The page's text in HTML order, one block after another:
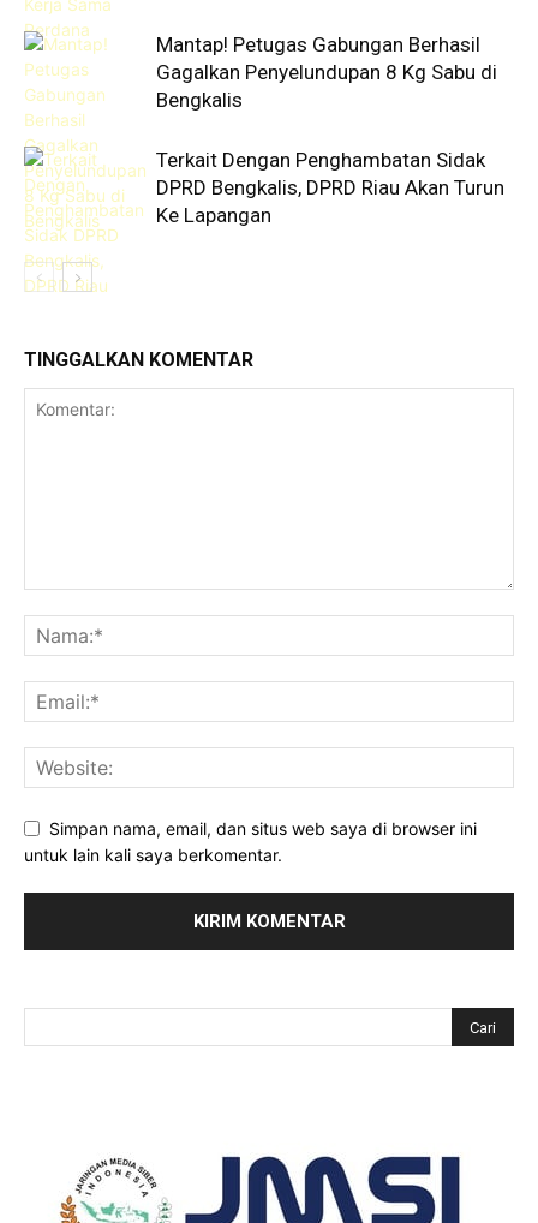
Mantap! Petugas Gabungan Berhasil
Gagalkan Penyelundupan 8 Kg Sabu di
Bengkalis
Terkait Dengan Penghambatan Sidak
DPRD Bengkalis, DPRD Riau Akan Turun
Ke Lapangan
TINGGALKAN KOMENTAR
Simpan nama, email, dan situs web saya di browser ini
untuk lain kali saya berkomentar.